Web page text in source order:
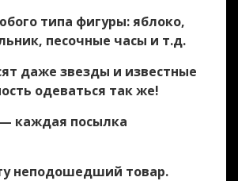
типа фигуры: яблоко,
песочные часы и т.д.
даже звезды и известные
одеваться так же!
— каждая посылка
неподошедший товар.